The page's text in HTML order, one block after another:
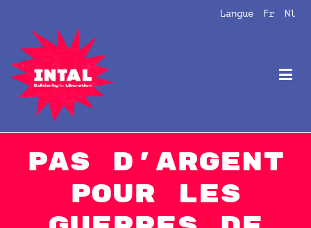
Langue Fr Nl
Intal
Globalize Solidarity!
Pas d’argent
pour les